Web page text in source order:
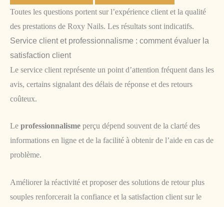
Toutes les questions portent sur l’expérience client et la qualité
des prestations de Roxy Nails. Les résultats sont indicatifs.
Service client et professionnalisme : comment évaluer la
satisfaction client
Le service client représente un point d’attention fréquent dans les
avis, certains signalant des délais de réponse et des retours
coûteux.
Le professionnalisme perçu dépend souvent de la clarté des
informations en ligne et de la facilité à obtenir de l’aide en cas de
problème.
Améliorer la réactivité et proposer des solutions de retour plus
souples renforcerait la confiance et la satisfaction client sur le